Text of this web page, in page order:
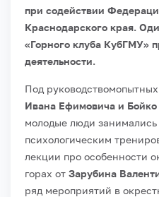
при содействии
Краснодарского края.
«Горного клуба КубГМУ»
деятельности.
Под
Ивана Ефимовича и
молодые люди
психологическим
лекции про особенности
горах от Зарубина
ряд мероприятий в